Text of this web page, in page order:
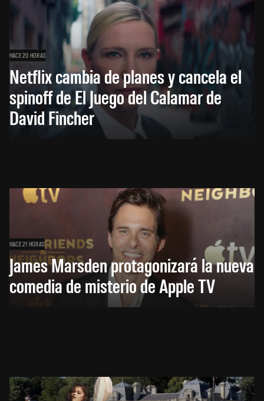
HACE 20 HORAS
Netflix cambia de planes y cancela el
spinoff de El Juego del Calamar de
David Fincher
HACE 21 HORAS
James Marsden protagonizará la nueva
comedia de misterio de Apple TV